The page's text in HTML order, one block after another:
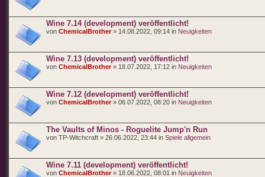
Wine 7.14 (development) veröffentlicht!
von ChemicalBrother» 14.08.2022, 09:14 in Neuigkeiten
Wine 7.13 (development) veröffentlicht!
von ChemicalBrother» 18.07.2022, 17:12 in Neuigkeiten
Wine 7.12 (development) veröffentlicht!
von ChemicalBrother» 06.07.2022, 08:20 in Neuigkeiten
The Vaults of Minos - Roguelite Jump'n Run
von TP-Witchcraft » 26.06.2022, 23:44 in Spiele allgemein
Wine 7.11 (development) veröffentlicht!
von ChemicalBrother» 18.06.2022, 08:01 in Neuigkeiten